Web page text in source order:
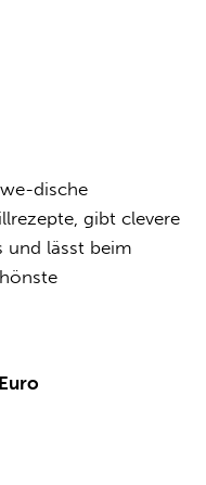
dische
gibt clevere
und lässt beim